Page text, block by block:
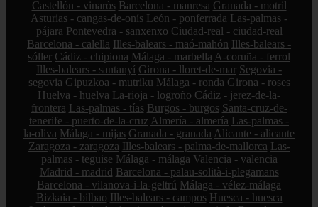
Castellón - vinaròs Barcelona - manresa Granada - motril
Asturias - cangas-de-onís León - ponferrada Las-palmas -
pájara Pontevedra - sanxenxo Ciudad-real - ciudad-real
Barcelona - calella Illes-balears - maó-mahón Illes-balears -
sóller Cádiz - chipiona Málaga - marbella A-coruña - ferrol
Illes-balears - santanyí Girona - lloret-de-mar Segovia -
segovia Gipuzkoa - mutriku Málaga - ronda Girona - roses
Huelva - huelva La-rioja - logroño Cádiz - jerez-de-la-
frontera Las-palmas - tías Burgos - burgos Santa-cruz-de-
tenerife - puerto-de-la-cruz Almería - almería Las-palmas -
la-oliva Málaga - mijas Granada - granada Alicante - alicante
Zaragoza - zaragoza Illes-balears - palma-de-mallorca Las-
palmas - teguise Málaga - málaga Valencia - valencia
Madrid - madrid Barcelona - palau-solità-i-plegamans
Barcelona - vilanova-i-la-geltrú Málaga - vélez-málaga
Bizkaia - bilbao Illes-balears - campos Huesca - huesca